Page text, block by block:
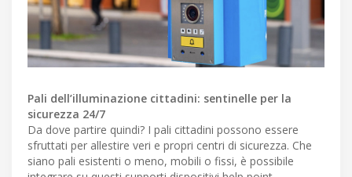
Pali dell’illuminazione cittadini: sentinelle per la
sicurezza 24/7
Da dove partire quindi? I pali cittadini possono essere
sfruttati per allestire veri e propri centri di sicurezza. Che
siano pali esistenti o meno, mobili o fissi, è possibile